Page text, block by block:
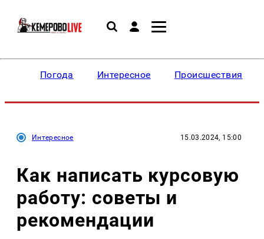
Погода Интересное Происшествия
Интересное 15.03.2024, 15:00
Как написать курсовую
работу: советы и
рекомендации